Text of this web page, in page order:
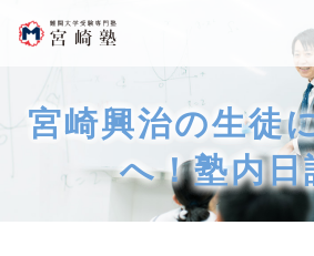
宮崎興治の生徒
へ！塾内日